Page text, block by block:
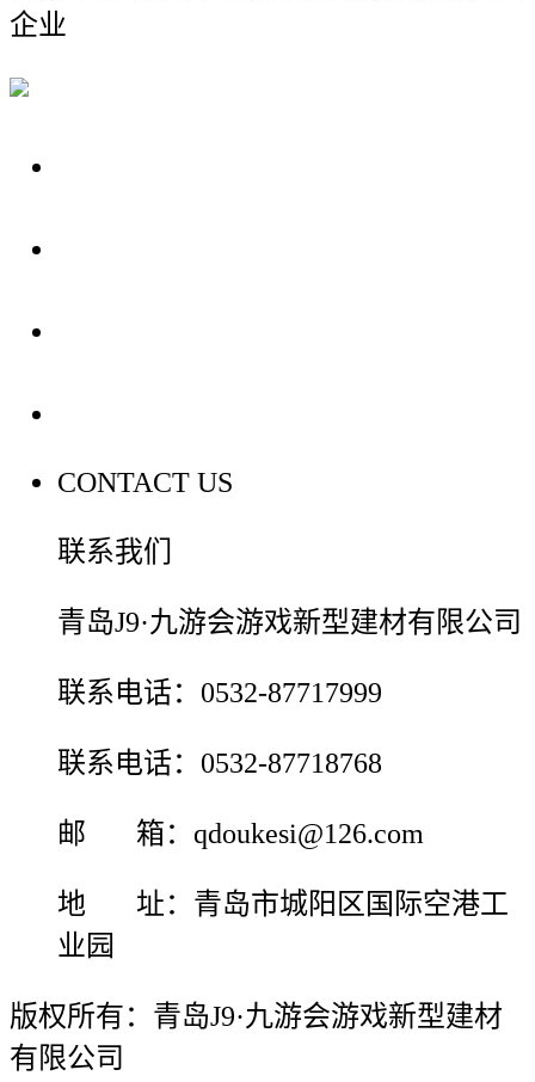
企业
CONTACT US
联系我们
青岛J9·九游会游戏新型建材有限公司
联系电话：0532-87717999
联系电话：0532-87718768
邮 箱：qdoukesi@126.com
地 址：青岛市城阳区国际空港工
业园
版权所有：青岛J9·九游会游戏新型建材
有限公司